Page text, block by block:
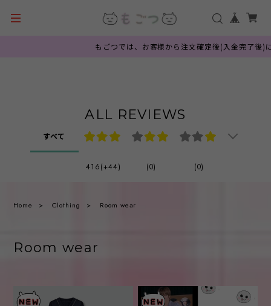
もごつでは、お客様から注文確定後(入金完了後)に
ALL REVIEWS
すべて
416(+44) (0) (0)
Home Clothing Room wear
Room wear